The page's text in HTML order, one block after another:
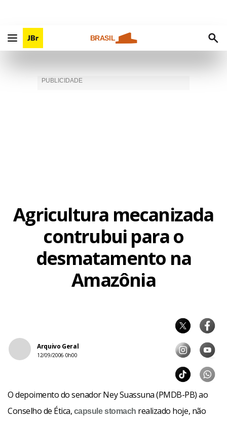
BRASIL
Agricultura mecanizada
contrubui para o
desmatamento na
Amazônia
Arquivo Geral
12/09/2006 0h00
O depoimento do senador Ney Suassuna (PMDB-PB) ao
Conselho de Ética, capsule stomach realizado hoje, não